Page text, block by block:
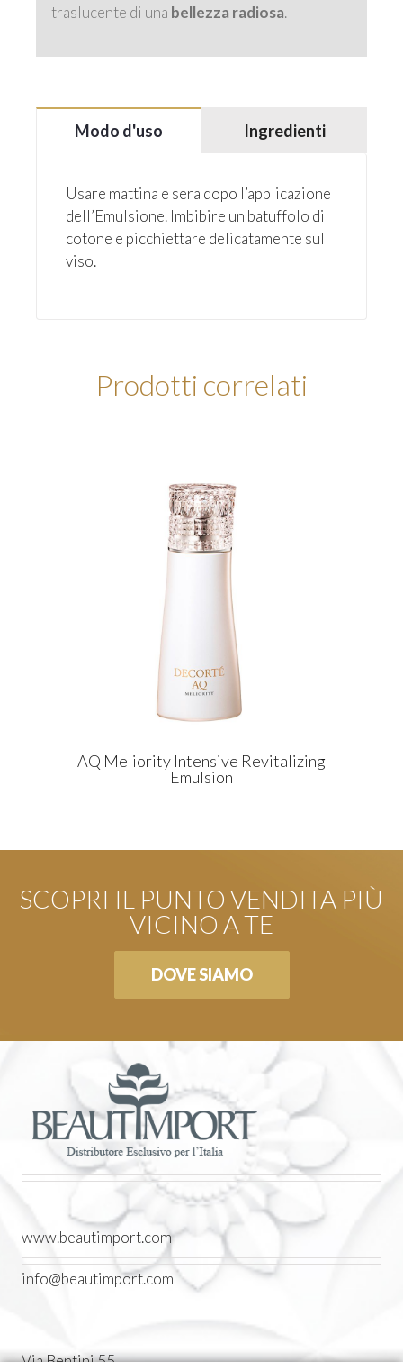
traslucente di una bellezza radiosa.
Modo d'uso Ingredienti
Usare mattina e sera dopo l’applicazione
dell’Emulsione. Imbibire un batuffolo di
cotone e picchiettare delicatamente sul
viso.
Prodotti correlati
AQ Meliority Intensive Revitalizing
Emulsion
SCOPRI IL PUNTO VENDITA PIÙ
VICINO A TE
DOVE SIAMO
www.beautimport.com
info@beautimport.com
Via Bentini 55